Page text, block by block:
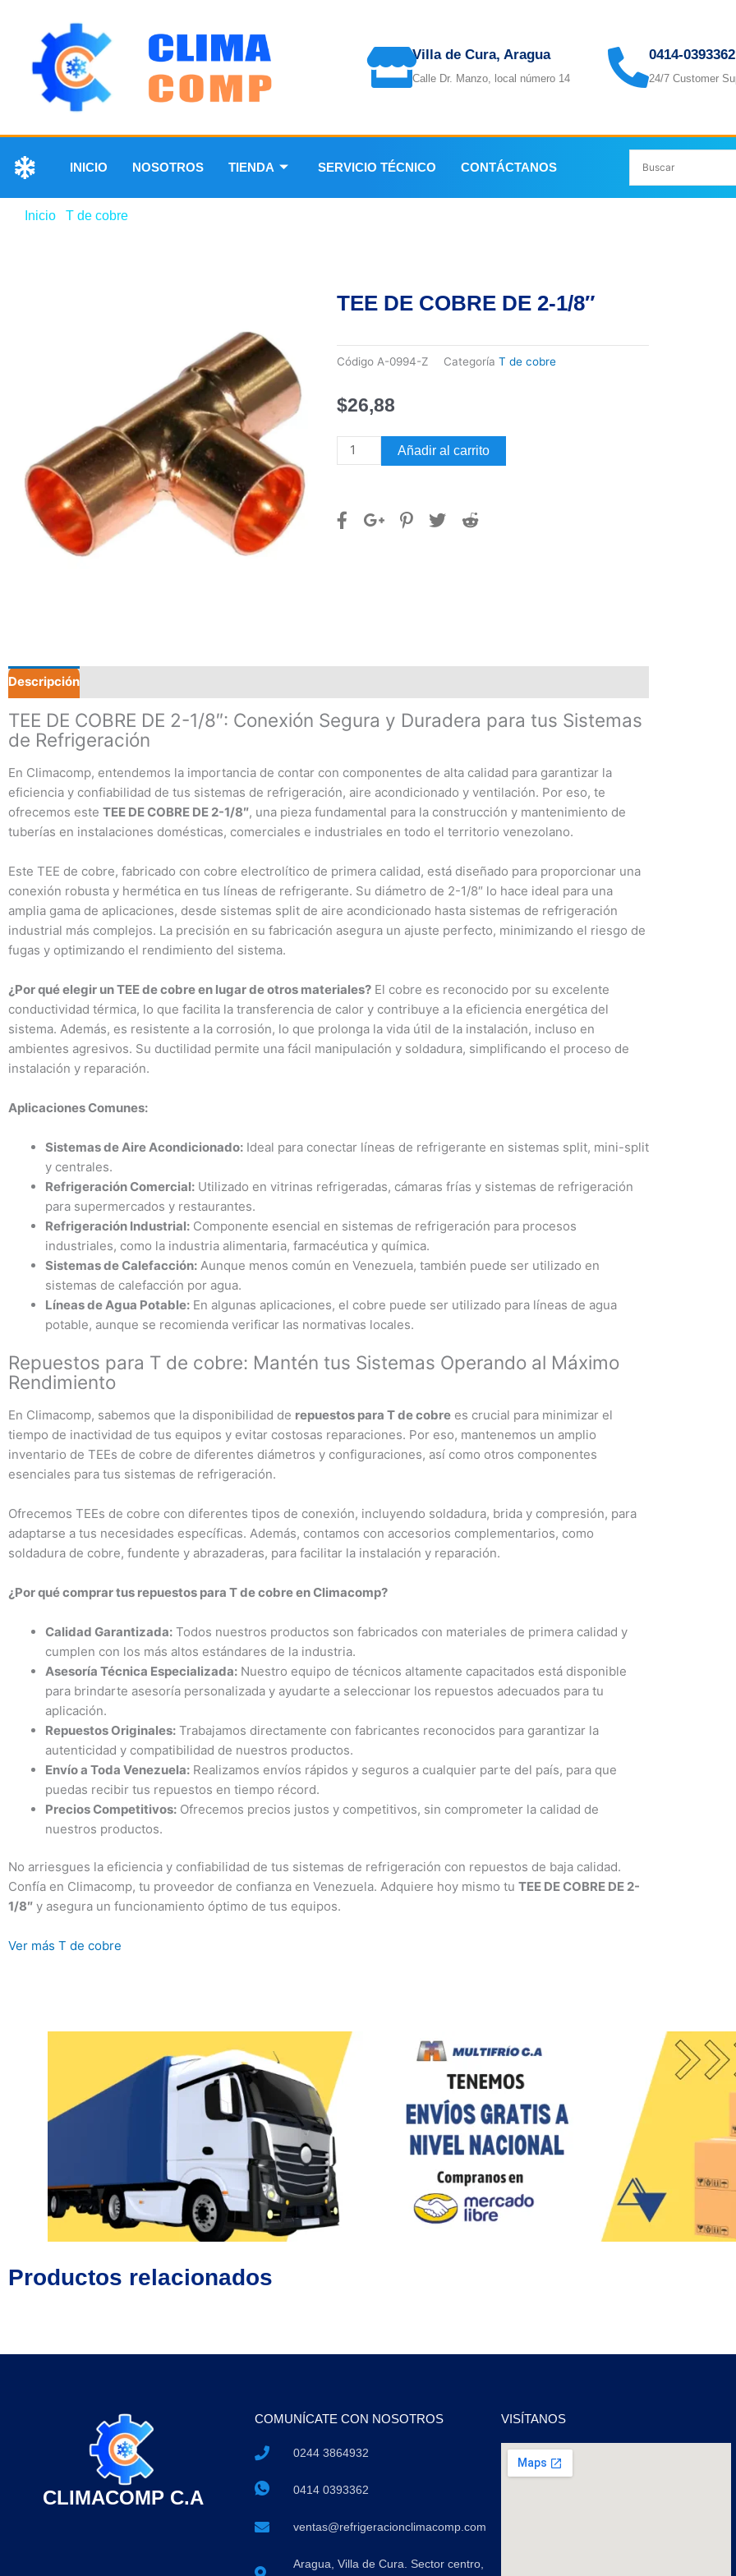
Villa de Cura, Aragua
Calle Dr. Manzo, local número 14
0414-0393362
24/7 Customer
INICIO NOSOTROS TIENDA SERVICIO TÉCNICO CONTÁCTANOS
Inicio T de cobre
TEE DE COBRE DE 2-1/8″
Código A-0994-Z Categoría T de cobre
$26,88
TEE
DE
2-
Añadir al carrito
Descripción
TEE DE COBRE DE 2-1/8″: Conexión Segura y Duradera para tus Sistemas
de Refrigeración
En Climacomp, entendemos la importancia de contar con componentes de alta calidad para garantizar la
eficiencia y confiabilidad de tus sistemas de refrigeración, aire acondicionado y ventilación. Por eso, te
ofrecemos este TEE DE COBRE DE 2-1/8″, una pieza fundamental para la construcción y mantenimiento de
tuberías en instalaciones domésticas, comerciales e industriales en todo el territorio venezolano.
Este TEE de cobre, fabricado con cobre electrolítico de primera calidad, está diseñado para proporcionar una
conexión robusta y hermética en tus líneas de refrigerante. Su diámetro de 2-1/8″ lo hace ideal para una
amplia gama de aplicaciones, desde sistemas split de aire acondicionado hasta sistemas de refrigeración
industrial más complejos. La precisión en su fabricación asegura un ajuste perfecto, minimizando el riesgo de
fugas y optimizando el rendimiento del sistema.
¿Por qué elegir un TEE de cobre en lugar de otros materiales? El cobre es reconocido por su excelente
conductividad térmica, lo que facilita la transferencia de calor y contribuye a la eficiencia energética del
sistema. Además, es resistente a la corrosión, lo que prolonga la vida útil de la instalación, incluso en
ambientes agresivos. Su ductilidad permite una fácil manipulación y soldadura, simplificando el proceso de
instalación y reparación.
Aplicaciones Comunes:
Sistemas de Aire Acondicionado: Ideal para conectar líneas de refrigerante en sistemas split, mini-split
y centrales.
Refrigeración Comercial: Utilizado en vitrinas refrigeradas, cámaras frías y sistemas de refrigeración
para supermercados y restaurantes.
Refrigeración Industrial: Componente esencial en sistemas de refrigeración para procesos
industriales, como la industria alimentaria, farmacéutica y química.
Sistemas de Calefacción: Aunque menos común en Venezuela, también puede ser utilizado en
sistemas de calefacción por agua.
Líneas de Agua Potable: En algunas aplicaciones, el cobre puede ser utilizado para líneas de agua
potable, aunque se recomienda verificar las normativas locales.
Repuestos para T de cobre: Mantén tus Sistemas Operando al Máximo
Rendimiento
En Climacomp, sabemos que la disponibilidad de repuestos para T de cobre es crucial para minimizar el
tiempo de inactividad de tus equipos y evitar costosas reparaciones. Por eso, mantenemos un amplio
inventario de TEEs de cobre de diferentes diámetros y configuraciones, así como otros componentes
esenciales para tus sistemas de refrigeración.
Ofrecemos TEEs de cobre con diferentes tipos de conexión, incluyendo soldadura, brida y compresión, para
adaptarse a tus necesidades específicas. Además, contamos con accesorios complementarios, como
soldadura de cobre, fundente y abrazaderas, para facilitar la instalación y reparación.
¿Por qué comprar tus repuestos para T de cobre en Climacomp?
Calidad Garantizada: Todos nuestros productos son fabricados con materiales de primera calidad y
cumplen con los más altos estándares de la industria.
Asesoría Técnica Especializada: Nuestro equipo de técnicos altamente capacitados está disponible
para brindarte asesoría personalizada y ayudarte a seleccionar los repuestos adecuados para tu
aplicación.
Repuestos Originales: Trabajamos directamente con fabricantes reconocidos para garantizar la
autenticidad y compatibilidad de nuestros productos.
Envío a Toda Venezuela: Realizamos envíos rápidos y seguros a cualquier parte del país, para que
puedas recibir tus repuestos en tiempo récord.
Precios Competitivos: Ofrecemos precios justos y competitivos, sin comprometer la calidad de
nuestros productos.
No arriesgues la eficiencia y confiabilidad de tus sistemas de refrigeración con repuestos de baja calidad.
Confía en Climacomp, tu proveedor de confianza en Venezuela. Adquiere hoy mismo tu TEE DE COBRE DE 2-
1/8″ y asegura un funcionamiento óptimo de tus equipos.
Ver más T de cobre
Productos relacionados
CLIMACOMP C.A
COMUNÍCATE CON NOSOTROS
0244 3864932
0414 0393362
ventas@refrigeracionclimacomp.com
Aragua, Villa de Cura. Sector centro,
VISÍTANOS